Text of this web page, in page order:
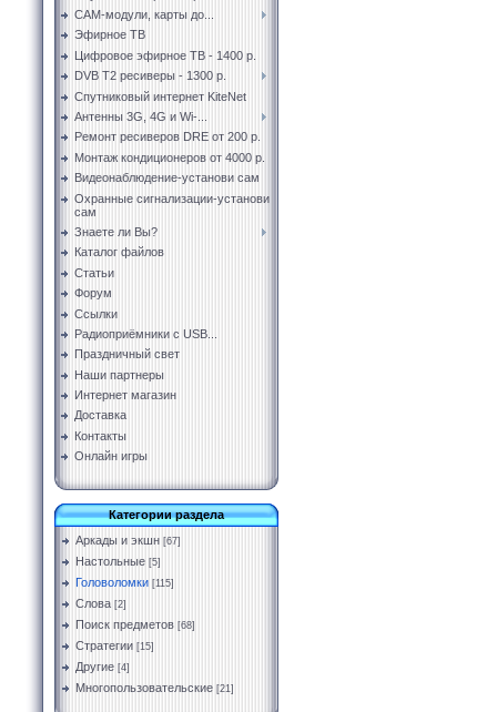
CAM-модули, карты до...
Эфирное ТВ
Цифровое эфирное ТВ - 1400 р.
DVB T2 ресиверы - 1300 р.
Спутниковый интернет KiteNet
Антенны 3G, 4G и Wi-...
Ремонт ресиверов DRE от 200 р.
Монтаж кондиционеров от 4000 р.
Видеонаблюдение-установи сам
Охранные сигнализации-установи
сам
Знаете ли Вы?
Каталог файлов
Статьи
Форум
Ссылки
Радиоприёмники с USB...
Праздничный свет
Наши партнеры
Интернет магазин
Доставка
Контакты
Онлайн игры
Категории раздела
Аркады и экшн [67]
Настольные [5]
Головоломки [115]
Слова [2]
Поиск предметов [68]
Стратегии [15]
Другие [4]
Многопользовательские [21]